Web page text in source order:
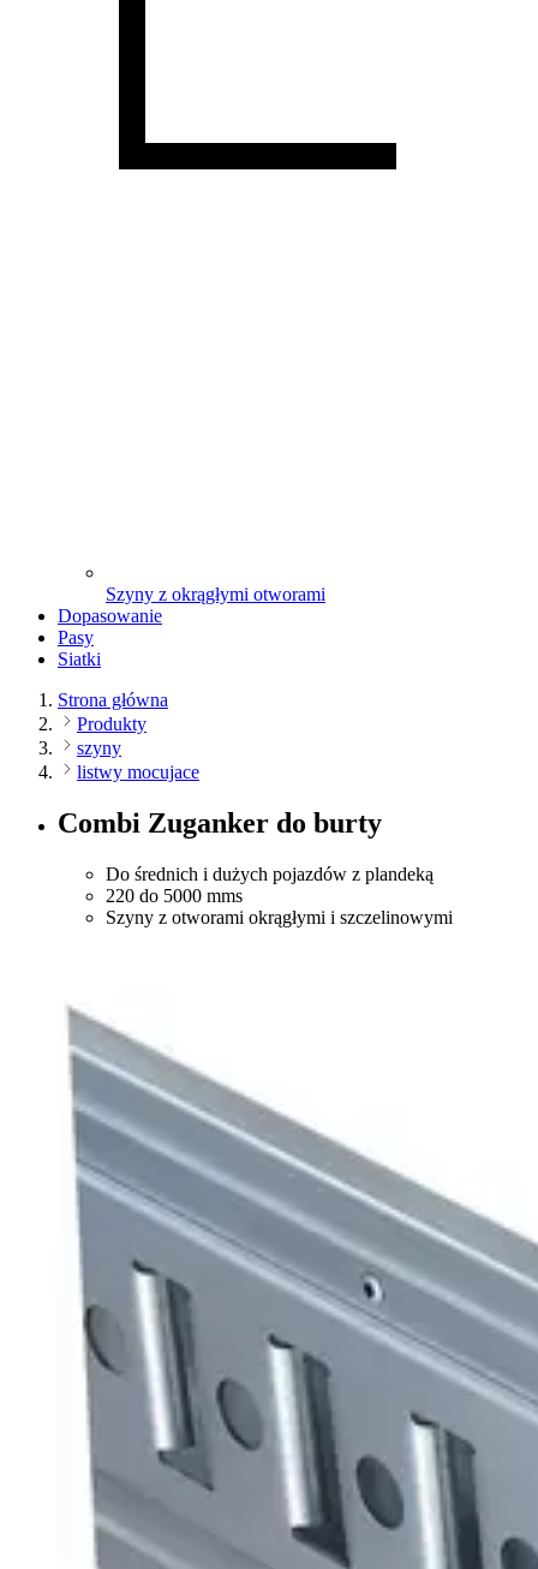
Szyny z okrągłymi otworami
Dopasowanie
Pasy
Siatki
Strona główna
Produkty
szyny
listwy mocujace
Combi Zuganker do burty
Do średnich i dużych pojazdów z plandeką
220 do 5000 mms
Szyny z otworami okrągłymi i szczelinowymi